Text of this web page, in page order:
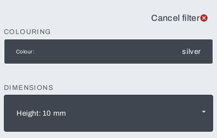
Cancel filter
COLOURING
Colour: silver
DIMENSIONS
Height: 10 mm